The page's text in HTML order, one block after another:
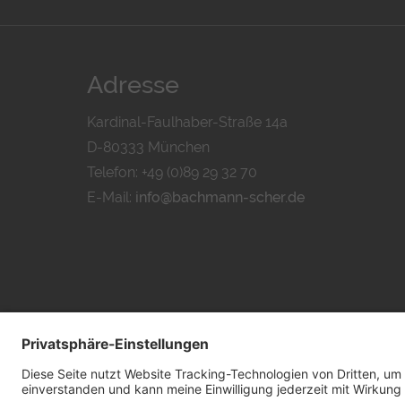
Adresse
Kardinal-Faulhaber-Straße 14a
D-80333 München
Telefon: +49 (0)89 29 32 70
E-Mail: info@bachmann-scher.de